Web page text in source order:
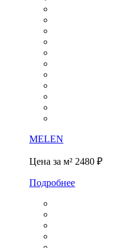
MELEN
Цена за м² 2480 ₽
Подробнее